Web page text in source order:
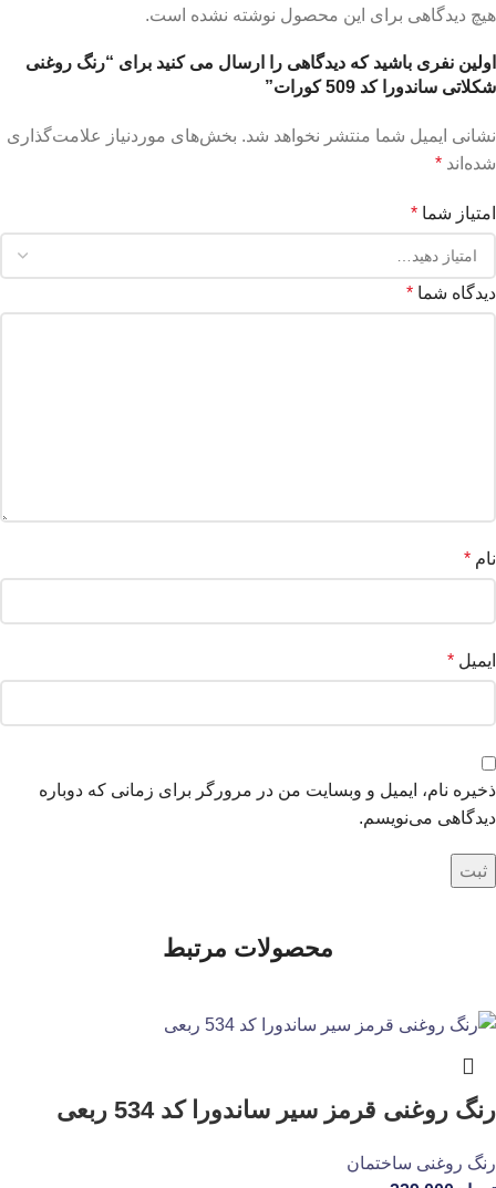
هیچ دیدگاهی برای این محصول نوشته نشده است.
اولین نفری باشید که دیدگاهی را ارسال می کنید برای “رنگ روغنی
شکلاتی ساندورا کد 509 کورات”
نشانی ایمیل شما منتشر نخواهد شد. بخش‌های موردنیاز علامت‌گذاری
شده‌اند *
امتیاز شما *
دیدگاه شما *
نام *
ایمیل *
ذخیره نام، ایمیل و وبسایت من در مرورگر برای زمانی که دوباره
دیدگاهی می‌نویسم.
محصولات مرتبط
رنگ روغنی قرمز سیر ساندورا کد 534 ربعی
رنگ روغنی ساختمان